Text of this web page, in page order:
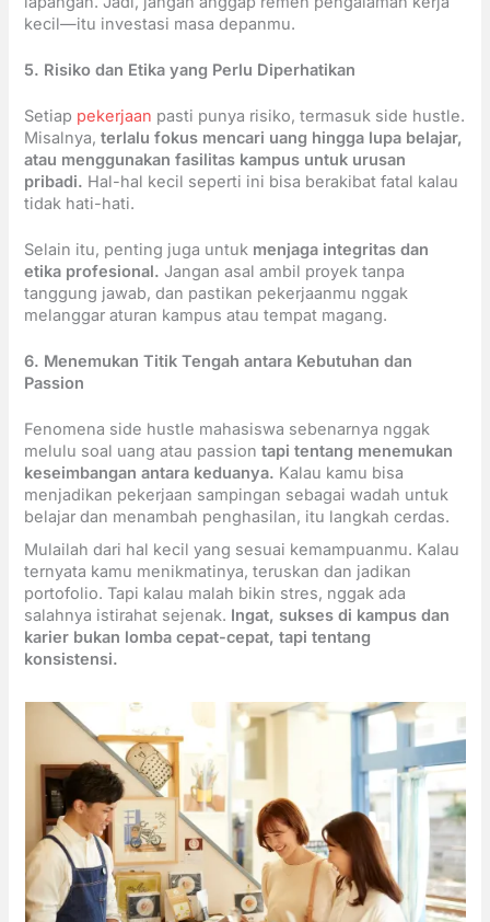
kecil—itu investasi masa depanmu.
5. Risiko dan Etika yang Perlu Diperhatikan
Setiap pekerjaan pasti punya risiko, termasuk side hustle.
Misalnya,terlalu fokus mencari uang hingga lupa belajar,
atau menggunakan fasilitas kampus untuk urusan
pribadi. Hal-hal kecil seperti ini bisa berakibat fatal kalau
tidak hati-hati.
Selain itu, penting juga untuk menjaga integritas dan
etika profesional. Jangan asal ambil proyek tanpa
tanggung jawab, dan pastikan pekerjaanmu nggak
melanggar aturan kampus atau tempat magang.
6. Menemukan Titik Tengah antara Kebutuhan dan
Passion
Fenomena side hustle mahasiswa sebenarnya nggak
melulu soal uang atau passiontapi tentang menemukan
keseimbangan antara keduanya. Kalau kamu bisa
menjadikan pekerjaan sampingan sebagai wadah untuk
belajar dan menambah penghasilan, itu langkah cerdas.
Mulailah dari hal kecil yang sesuai kemampuanmu. Kalau
ternyata kamu menikmatinya, teruskan dan jadikan
portofolio. Tapi kalau malah bikin stres, nggak ada
salahnya istirahat sejenak. Ingat, sukses di kampus dan
karier bukan lomba cepat-cepat, tapi tentang
konsistensi.